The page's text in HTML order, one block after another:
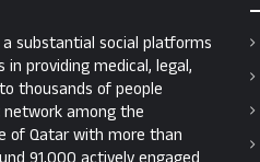
substantial social platforms
providing medical, legal,
thousands of people
network among the
of Qatar with more than